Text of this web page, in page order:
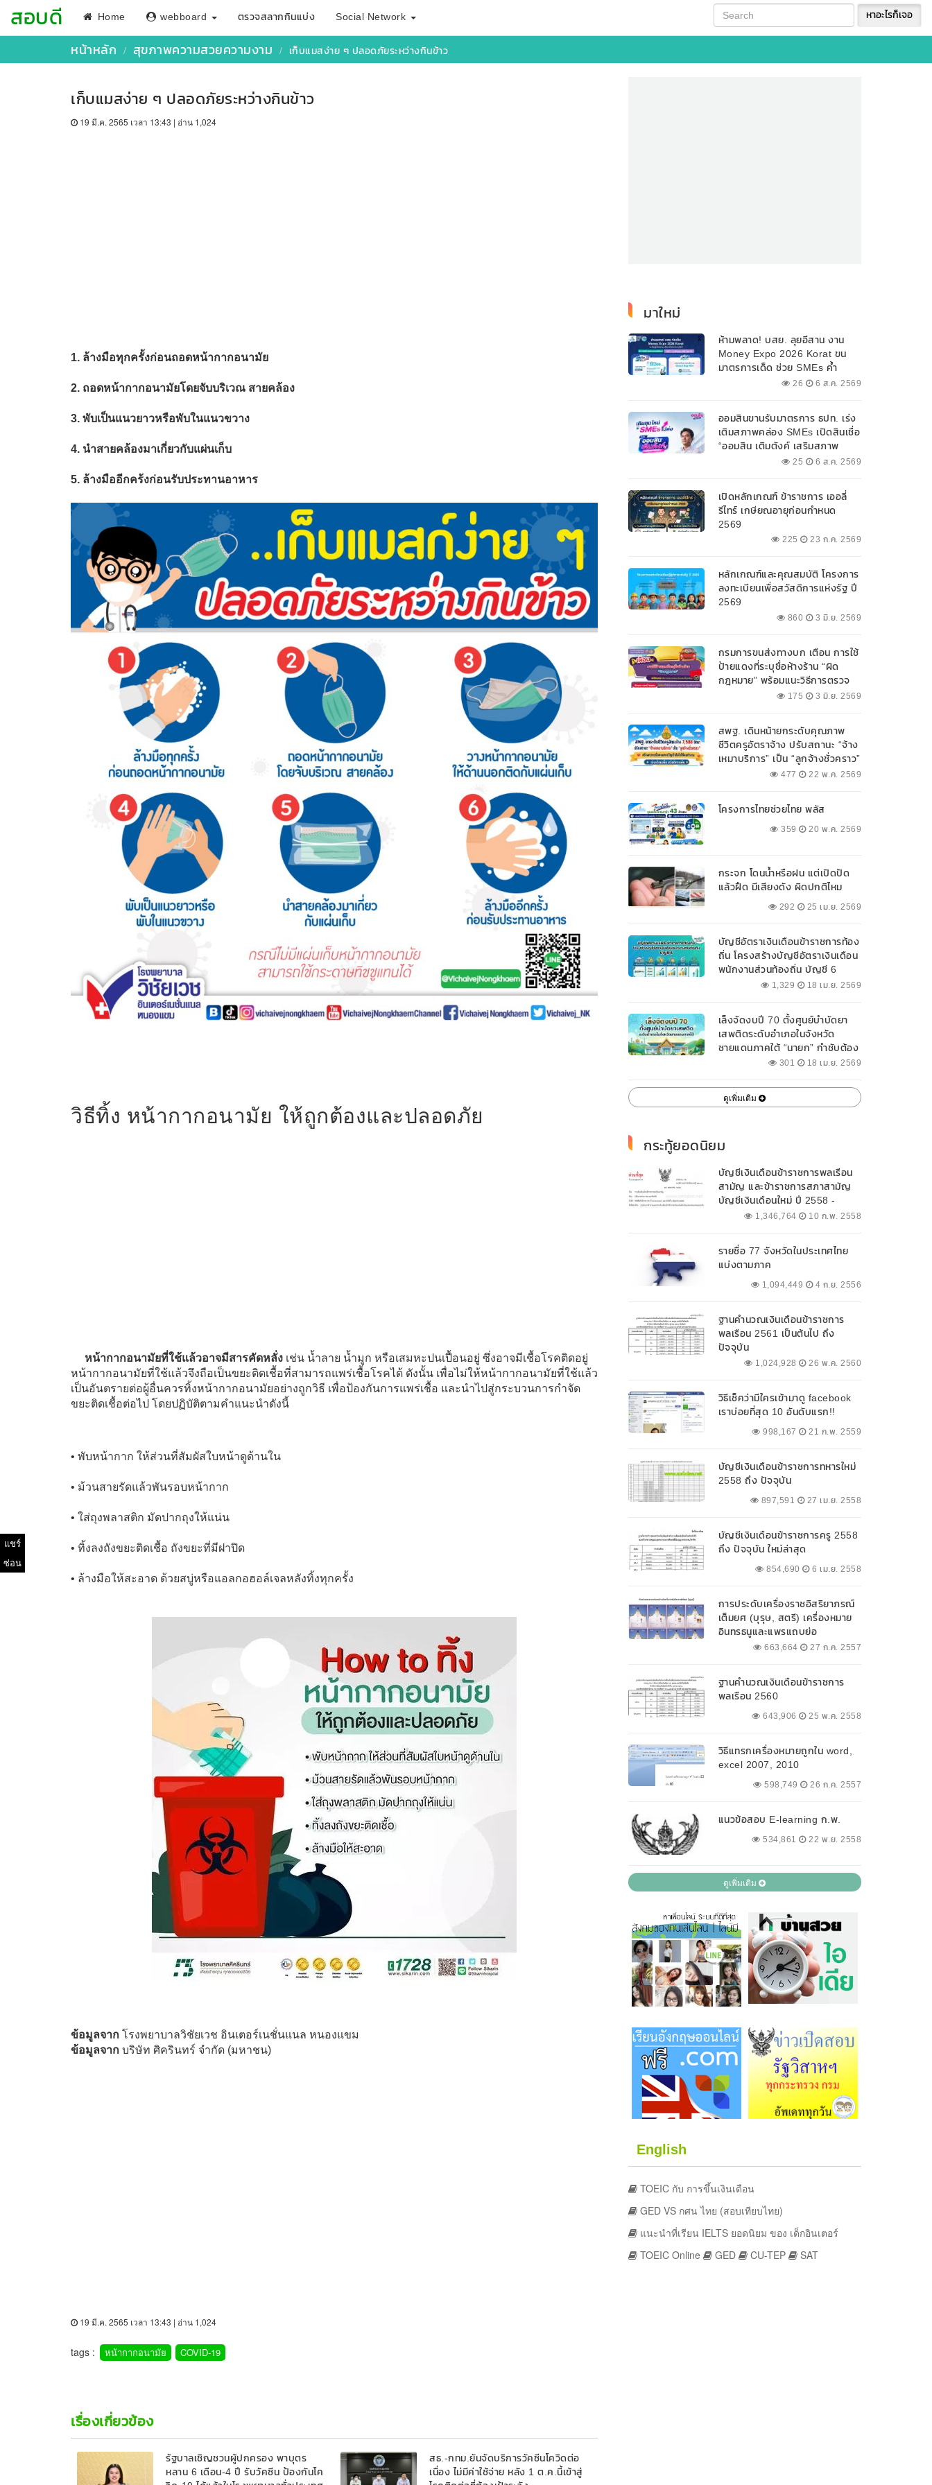
สอบดี Home webboard ตรวจสลากกินแบ่ง Social Network หาอะไรก็เจอ
หน้าหลัก สุขภาพความสวยความงาม เก็บแมสง่าย ๆ ปลอดภัยระหว่างกินข้าว
เก็บแมสง่าย ๆ ปลอดภัยระหว่างกินข้าว
19 มี.ค. 2565 เวลา 13:43 | อ่าน 1,024
1. ล้างมือทุกครั้งก่อนถอดหน้ากากอนามัย
2. ถอดหน้ากากอนามัยโดยจับบริเวณ สายคล้อง
3. พับเป็นแนวยาวหรือพับในแนวขวาง
4. นำสายคล้องมาเกี่ยวกับแผ่นเก็บ
5. ล้างมืออีกคร้งก่อนรับประทานอาหาร
วิธีทิ้ง หน้ากากอนามัย ให้ถูกต้องและปลอดภัย
หน้ากากอนามัยที่ใช้แล้วอาจมีสารคัดหลั่ง เช่น น้ำลาย น้ำมูก หรือเสมหะปนเปื้อนอยู่ ซึ่งอาจมีเชื้อโรคติดอยู่
หน้ากากอนามัยที่ใช้แล้วจึงถือเป็นขยะติดเชื้อที่สามารถแพร่เชื้อโรคได้ ดังนั้น เพื่อไม่ให้หน้ากากอนามัยที่ใช้แล้ว
เป็นอันตรายต่อผู้อื่นควรทิ้งหน้ากากอนามัยอย่างถูกวิธี เพื่อป้องกันการแพร่เชื้อ และนำไปสู่กระบวนการกำจัด
ขยะติดเชื้อต่อไป โดยปฏิบัติตามคำแนะนำดังนี้
• พับหน้ากาก ให้ส่วนที่สัมผัสใบหน้าดูด้านใน
• ม้วนสายรัดแล้วพันรอบหน้ากาก
• ใส่ถุงพลาสติก มัดปากถุงให้แน่น
• ทิ้งลงถังขยะติดเชื้อ ถังขยะที่มีฝาปิด
• ล้างมือให้สะอาด ด้วยสบู่หรือแอลกอฮอล์เจลหลังทิ้งทุกครั้ง
ข้อมูลจาก โรงพยาบาลวิชัยเวช อินเตอร์เนชั่นแนล หนองแขม
ข้อมูลจาก บริษัท ศิครินทร์ จำกัด (มหาชน)
19 มี.ค. 2565 เวลา 13:43 | อ่าน 1,024
tags : หน้ากากอนามัย COVID-19
เรื่องเกี่ยวข้อง
รัฐบาลเชิญชวนผู้ปกครอง พาบุตร
หลาน 6 เดือน-4 ปี รับวัคซีน ป้องกันโค
สธ.-กทม.ยันจัดบริการวัคซีนโควิดต่อ
เนื่อง ไม่มีค่าใช้จ่าย หลัง 1 ต.ค.นี้เข้าสู่
แชร์
ซ่อน
มาใหม่
ห้ามพลาด! บสย. ลุยอีสาน งาน
Money Expo 2026 Korat ขน
มาตรการเด็ด ช่วย SMEs ค้ำ
ประกันสินเชื่อ-แก้หนี้ 7-9 ส.ค. 69
26 6 ส.ค. 2569
ออมสินขานรับมาตรการ ธปท. เร่ง
เติมสภาพคล่อง SMEs เปิดสินเชื่อ
“ออมสิน เติมตังค์ เสริมสภาพ
คล่อง” วงเงินรวม 2,000
วงเงินกู้สูงสุด 100% ของหลัก
ประกัน ผ่อนนานสูงสุด 10 ปี
25 6 ส.ค. 2569
เปิดหลักเกณฑ์ ข้าราชการ เออลี่
รีไทร์ เกษียณอายุก่อนกำหนด
2569
225 23 ก.ค. 2569
หลักเกณฑ์และคุณสมบัติ โครงการ
ลงทะเบียนเพื่อสวัสดิการแห่งรัฐ ปี
2569
860 3 มิ.ย. 2569
กรมการขนส่งทางบก เตือน การใช้
ป้ายแดงที่ระบุชื่อห้างร้าน “ผิด
กฎหมาย” พร้อมแนะวิธีการตรวจ
สอบป้ายแดงที่ถูกต้อง
175 3 มิ.ย. 2569
สพฐ. เดินหน้ายกระดับคุณภาพ
ชีวิตครูอัตราจ้าง ปรับสถานะ “จ้าง
เหมาบริการ” เป็น “ลูกจ้างชั่วคราว”
477 22 พ.ค. 2569
โครงการไทยช่วยไทย พลัส
359 20 พ.ค. 2569
กระจก โดนน้ำหรือฝน แต่เปิดปัด
แล้วฝืด มีเสียงดัง ผิดปกติไหม
292 25 เม.ย. 2569
บัญชีอัตราเงินเดือนข้าราชการท้อง
ถิ่น โครงสร้างบัญชีอัตราเงินเดือน
พนักงานส่วนท้องถิ่น บัญชี 6
1,329 18 เม.ย. 2569
เล็งจัดงบปี 70 ตั้งศูนย์บำบัดยา
เสพติดระดับอำเภอในจังหวัด
ชายแดนภาคใต้ “นายก” กำชับต้อง
ออกแบบเฉพาะให้สอดคล้องกับ
301 18 เม.ย. 2569
ดูเพิ่มเติม
กระทู้ยอดนิยม
บัญชีเงินเดือนข้าราชการพลเรือน
สามัญ และข้าราชการสภาสามัญ
บัญชีเงินเดือนใหม่ ปี 2558 -
2562 ปัจจุบัน1,346,764 10 ก.พ. 2558
รายชื่อ 77 จังหวัดในประเทศไทย
แบ่งตามภาค
1,094,449 4 ก.ย. 2556
ฐานคำนวณเงินเดือนข้าราชการ
พลเรือน 2561 เป็นต้นไป ถึง
ปัจจุบัน
1,024,928 26 พ.ค. 2560
วิธีเช็คว่ามีใครเข้ามาดู facebook
เราบ่อยที่สุด 10 อันดับแรก!!
998,167 21 ก.พ. 2559
บัญชีเงินเดือนข้าราชการทหารใหม่
2558 ถึง ปัจจุบัน
897,591 27 เม.ย. 2558
บัญชีเงินเดือนข้าราชการครู 2558
ถึง ปัจจุบัน ใหม่ล่าสุด
854,690 6 เม.ย. 2558
การประดับเครื่องราชอิสริยาภรณ์
เต็มยศ (บุรุษ, สตรี) เครื่องหมาย
อินทรธนูและแพรแถบย่อ
663,664 27 ก.ค. 2557
ฐานคำนวณเงินเดือนข้าราชการ
พลเรือน 2560
643,906 25 พ.ค. 2558
วิธีแทรกเครื่องหมายถูกใน word,
excel 2007, 2010
598,749 26 ก.ค. 2557
แนวข้อสอบ E-learning ก.พ.
534,861 22 พ.ย. 2558
ดูเพิ่มเติม
English
TOEIC กับ การขึ้นเงินเดือน
GED VS กศน ไทย (สอบเทียบไทย)
แนะนำที่เรียน IELTS ยอดนิยม ของ เด็กอินเตอร์
TOEIC Online
GED CU-TEP SAT